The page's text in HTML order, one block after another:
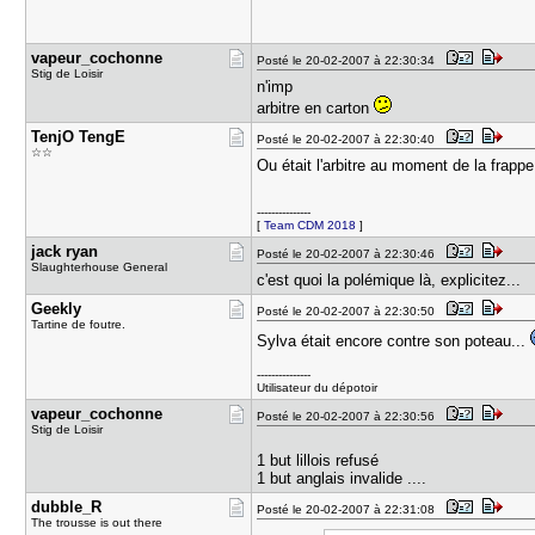
vapeur_coc​honne
Stig de Loisir
Posté le 20-02-2007 à 22:30:34
n'imp
arbitre en carton
TenjO Teng​E
☆☆
Posté le 20-02-2007 à 22:30:40
Ou était l'arbitre au moment de la
---------------
[Team CDM 2018 ]
jack ryan
Slaughterhouse General
Posté le 20-02-2007 à 22:30:46
c'est quoi la polémique là, explicitez...
Geekly
Tartine de foutre.
Posté le 20-02-2007 à 22:30:50
Sylva était encore contre son poteau...
---------------
Utilisateur du dépotoir
vapeur_coc​honne
Stig de Loisir
Posté le 20-02-2007 à 22:30:56
1 but lillois refusé
1 but anglais invalide ....
dubble_R
The trousse is out there
Posté le 20-02-2007 à 22:31:08